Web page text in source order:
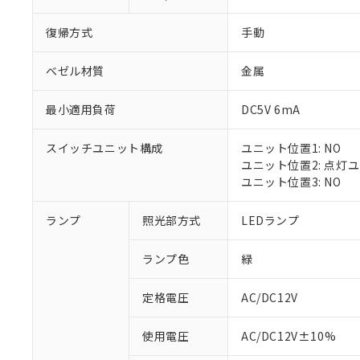
復帰方式 手動
ベゼル材質 金属
最小適用負荷 DC5V 6mA
スイッチユニット構成
ユニット位置1: NO
ユニット位置2: 点灯
ユニット位置3: NO
ランプ 照光部方式 LEDランプ
ランプ色 緑
定格電圧 AC/DC12V
使用電圧 AC/DC12V±10%
ご利用条件
※1 対応状況
調査・確認中：
非該当品：ライセ
仕入先様の事情に
があります。
※1 中国